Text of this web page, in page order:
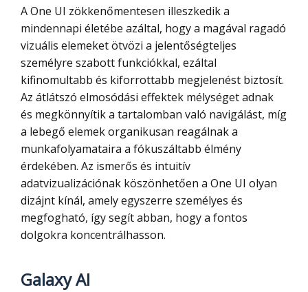
A One UI zökkenőmentesen illeszkedik a
mindennapi életébe azáltal, hogy a magával ragadó
vizuális elemeket ötvözi a jelentőségteljes
személyre szabott funkciókkal, ezáltal
kifinomultabb és kiforrottabb megjelenést biztosít.
Az átlátszó elmosódási effektek mélységet adnak
és megkönnyítik a tartalomban való navigálást, míg
a lebegő elemek organikusan reagálnak a
munkafolyamataira a fókuszáltabb élmény
érdekében. Az ismerős és intuitív
adatvizualizációnak köszönhetően a One UI olyan
dizájnt kínál, amely egyszerre személyes és
megfogható, így segít abban, hogy a fontos
dolgokra koncentrálhasson.
Galaxy AI